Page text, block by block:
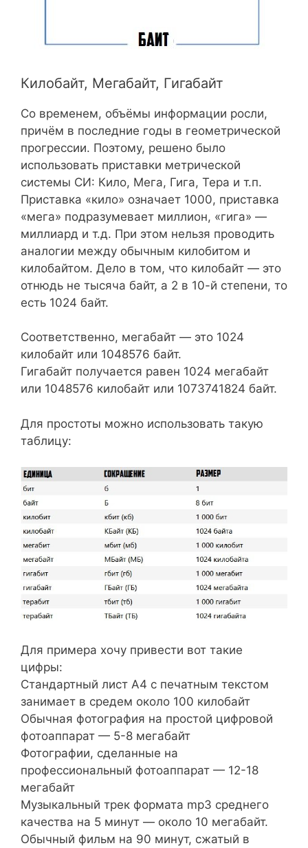
Килобайт, Мегабайт, Гигабайт
Со временем, объёмы информации росли,
причём в последние годы в геометрической
прогрессии. Поэтому, решено было
использовать приставки метрической
системы СИ: Кило, Мега, Гига, Тера и т.п.
Приставка «кило» означает 1000, приставка
«мега» подразумевает миллион, «гига» —
миллиард и т.д. При этом нельзя проводить
аналогии между обычным килобитом и
килобайтом. Дело в том, что килобайт — это
отнюдь не тысяча байт, а 2 в 10-й степени, то
есть 1024 байт.
Соответственно, мегабайт — это 1024
килобайт или 1048576 байт.
Гигабайт получается равен 1024 мегабайт
или 1048576 килобайт или 1073741824 байт.
Для простоты можно использовать такую
таблицу:
Для примера хочу привести вот такие
цифры:
Стандартный лист А4 с печатным текстом
занимает в средем около 100 килобайт
Обычная фотография на простой цифровой
фотоаппарат — 5-8 мегабайт
Фотографии, сделанные на
профессиональный фотоаппарат — 12-18
мегабайт
Музыкальный трек формата mp3 среднего
качества на 5 минут — около 10 мегабайт.
Обычный фильм на 90 минут, сжатый в